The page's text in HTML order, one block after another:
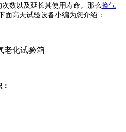
数以及延长其使用寿命。那么换气
面高天试验设备小编为您介绍：